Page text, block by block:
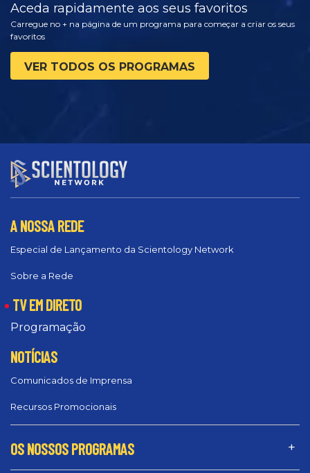
Aceda rapidamente aos seus favoritos
Carregue no + na página de um programa para começar a criar os seus
favoritos
VER TODOS OS PROGRAMAS
A NOSSA REDE
Especial de Lançamento da Scientology Network
Sobre a Rede
TV EM DIRETO
Programação
NOTÍCIAS
Comunicados de Imprensa
Recursos Promocionais
OS NOSSOS PROGRAMAS